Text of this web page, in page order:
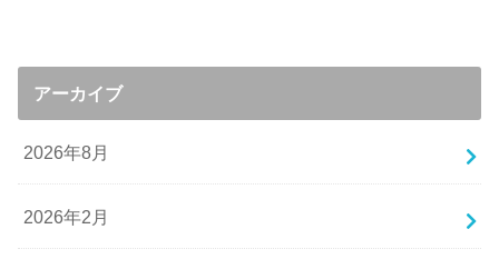
アーカイブ
2026年8月
2026年2月